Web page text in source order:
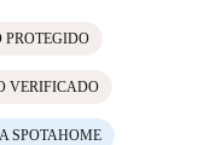
PROTEGIDO
VERIFICADO
SPOTAHOME